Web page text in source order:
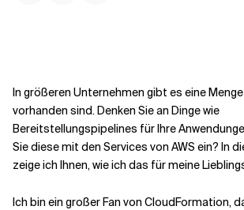
In größeren Unternehmen gibt es eine
vorhanden sind. Denken Sie an Dinge wie
Bereitstellungspipelines für Ihre
Sie diese mit den Services von AWS ein? In
zeige ich Ihnen, wie ich das für meine
Ich bin ein großer Fan von CloudFormation,